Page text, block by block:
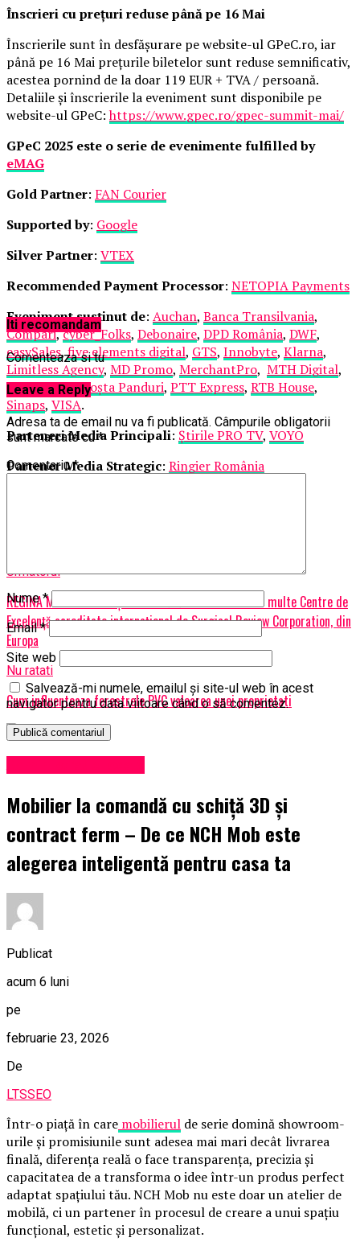
Înscrieri cu prețuri reduse până pe 16 Mai
Înscrierile sunt în desfășurare pe website-ul GPeC.ro, iar
până pe 16 Mai prețurile biletelor sunt reduse semnificativ,
acestea pornind de la doar 119 EUR + TVA / persoană.
Detaliile și înscrierile la eveniment sunt disponibile pe
website-ul GPeC:https://www.gpec.ro/gpec-summit-mai/
GPeC 2025 este o serie de evenimente fulfilled by
eMAG
Gold Partner: FAN Courier
Supported by: Google
Silver Partner: VTEX
Recommended Payment Processor: NETOPIA Payments
Eveniment susținut de: Auchan, Banca Transilvania,
Compari,cyber_Folks, Debonaire, DPD România, DWF,
easySales,five elements digital, GTS, Innobyte, Klarna,
Limitless Agency, MD Promo, MerchantPro, MTH Digital,
Plăți.Online,Poșta Panduri, PTT Express, RTB House,
Sinaps, VISA.
Parteneri Media Principali: Știrile PRO TV, VOYO
Partener Media Strategic: Ringier România
Urmatorul
REGINA MARIA este rețeaua de sănătate cu cele mai multe Centre de
Excelență acreditate internațional de Surgical Review Corporation, din
Europa
Nu ratati
Cum influenteaza ferestrele PVC valoarea unei proprietati
Iti recomandam
Comenteaza si tu
Leave a Reply
Adresa ta de email nu va fi publicată. Câmpurile obligatorii
sunt marcate cu*
Comentariu*
Nume*
Email*
Site web
Salvează-mi numele, emailul și site-ul web în acest
navigator pentru data viitoare când o să comentez.
Mobilier la comandă cu schiță 3D și
contract ferm – De ce NCH Mob este
alegerea inteligentă pentru casa ta
Publicat
acum 6 luni
pe
februarie 23, 2026
De
LTSSEO
Într-o piață în care mobilierul de serie domină showroom-
urile și promisiunile sunt adesea mai mari decât livrarea
finală, diferența reală o face transparența, precizia și
capacitatea de a transforma o idee într-un produs perfect
adaptat spațiului tău. NCH Mob nu este doar un atelier de
mobilă, ci un partener în procesul de creare a unui spațiu
funcțional, estetic și personalizat.